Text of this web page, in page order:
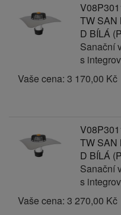
TW SAN
D BÍLÁ
Sanační
s
Vaše cena: 3 170,00 Kč
TW SAN
D BÍLÁ
Sanační
s
Vaše cena: 3 270,00 Kč